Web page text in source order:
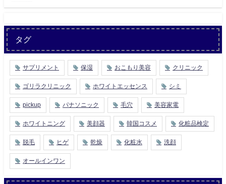
タグ
サプリメント 保湿 おこもり美容 クリニック
ゴリラクリニック ホワイトエッセンス シミ
pickup パナソニック 毛穴 美容家電
ホワイトニング 美顔器 韓国コスメ 化粧品検定
脱毛 ヒゲ 乾燥 化粧水 洗顔
オールインワン